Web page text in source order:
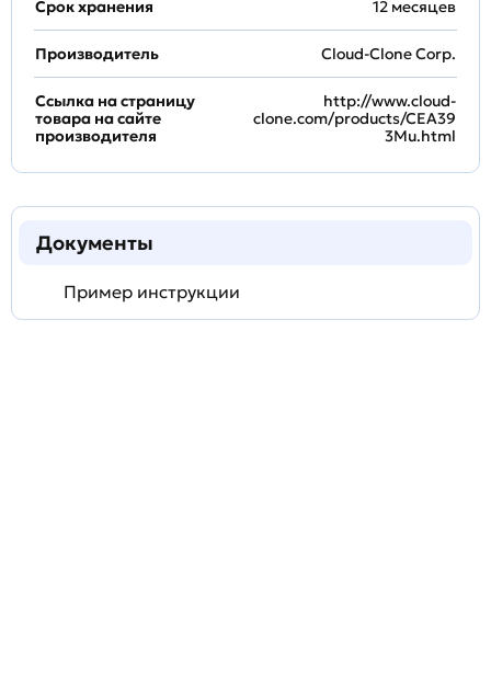
Срок хранения 12 месяцев
Производитель Cloud-Clone Corp.
Ссылка на страницу
товара на сайте
производителя
http://www.cloud-
clone.com/products/CEA39
3Mu.html
Документы
Пример инструкции